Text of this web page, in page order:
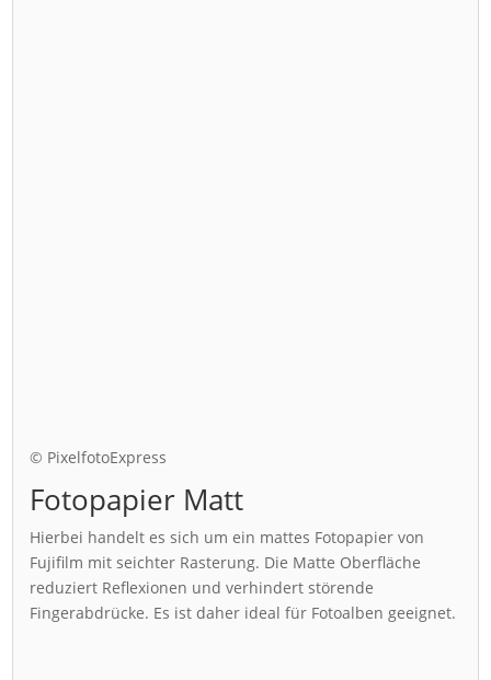
© PixelfotoExpress
Fotopapier Matt
Hierbei handelt es sich um ein mattes Fotopapier von
Fujifilm mit seichter Rasterung. Die Matte Oberfläche
reduziert Reflexionen und verhindert störende
Fingerabdrücke. Es ist daher ideal für Fotoalben geeignet.